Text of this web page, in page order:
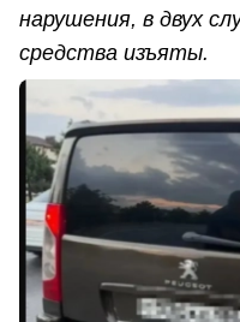
нарушения, в двух
средства изъяты.